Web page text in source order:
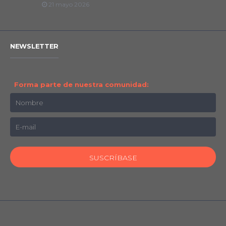
21 mayo 2026
NEWSLETTER
Forma parte de nuestra comunidad: